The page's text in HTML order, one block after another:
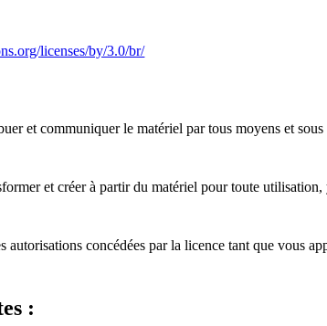
licenses/by/3.0/br/
et communiquer le matériel par tous moyens et
et créer à partir du matériel pour toute utilisation,
concédées par la licence tant que vous
: